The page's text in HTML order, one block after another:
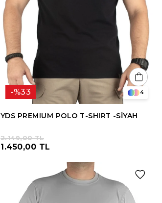
YDS PREMIUM POLO T-SHIRT -SİYAH
%33
1.450,00 TL
2.149,00 TL
4